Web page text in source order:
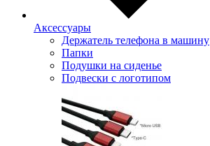
Аксессуары
Держатель телефона в машину
Папки
Подушки на сиденье
Подвески с логотипом